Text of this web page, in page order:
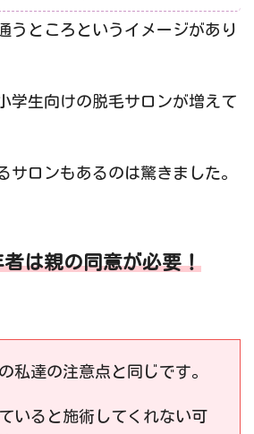
うところというイメージがあり
学生向けの脱毛サロンが増えて
サロンもあるのは驚きました。
は親の同意が必要！
私達の注意点と同じです。
いると施術してくれない可